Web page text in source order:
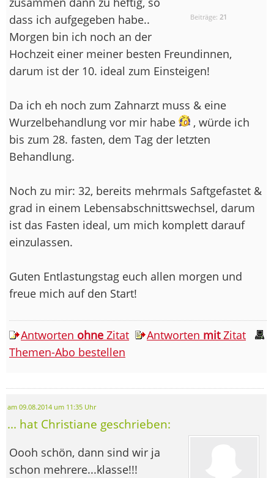
Beiträge: 21
dass ich aufgegeben habe..
Morgen bin ich noch an der
Hochzeit einer meiner besten Freundinnen,
darum ist der 10. ideal zum Einsteigen!
Da ich eh noch zum Zahnarzt muss & eine
Wurzelbehandlung vor mir habe
, würde ich
bis zum 28. fasten, dem Tag der letzten
Behandlung.
Noch zu mir: 32, bereits mehrmals Saftgefastet &
grad in einem Lebensabschnittswechsel, darum
ist das Fasten ideal, um mich komplett darauf
einzulassen.
Guten Entlastungstag euch allen morgen und
freue mich auf den Start!
Antworten ohne Zitat Antworten mitZitat
Themen-Abo bestellen
am 09.08.2014 um 11:35 Uhr
... hat Christiane geschrieben:
Oooh schön, dann sind wir ja
schon mehrere...klasse!!!